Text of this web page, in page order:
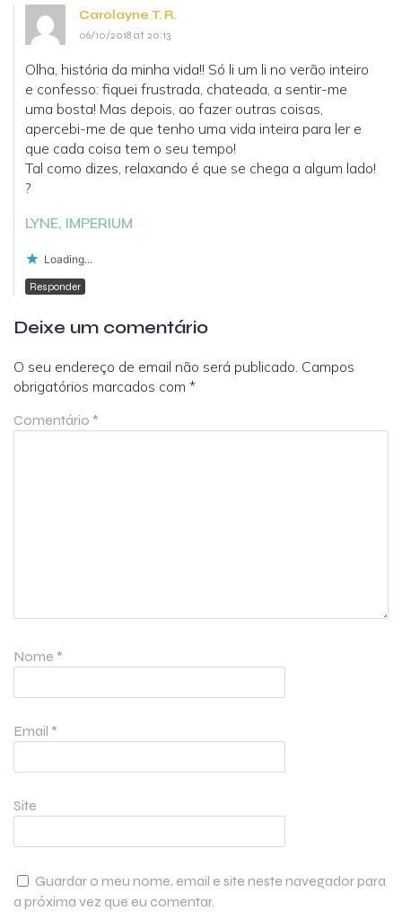
Carolayne T. R.
06/10/2018 at 20:13
Olha, história da minha vida!! Só li um li no verão inteiro
e confesso: fiquei frustrada, chateada, a sentir-me
uma bosta! Mas depois, ao fazer outras coisas,
apercebi-me de que tenho uma vida inteira para ler e
que cada coisa tem o seu tempo!
Tal como dizes, relaxando é que se chega a algum lado!
?
LYNE, IMPERIUM
Loading...
Responder
Deixe um comentário
O seu endereço de email não será publicado. Campos
obrigatórios marcados com *
Comentário *
Nome *
Email *
Site
Guardar o meu nome, email e site neste navegador para
a próxima vez que eu comentar.